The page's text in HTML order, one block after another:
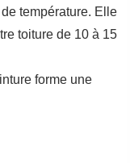
température. Elle
toiture de 10 à 15
forme une